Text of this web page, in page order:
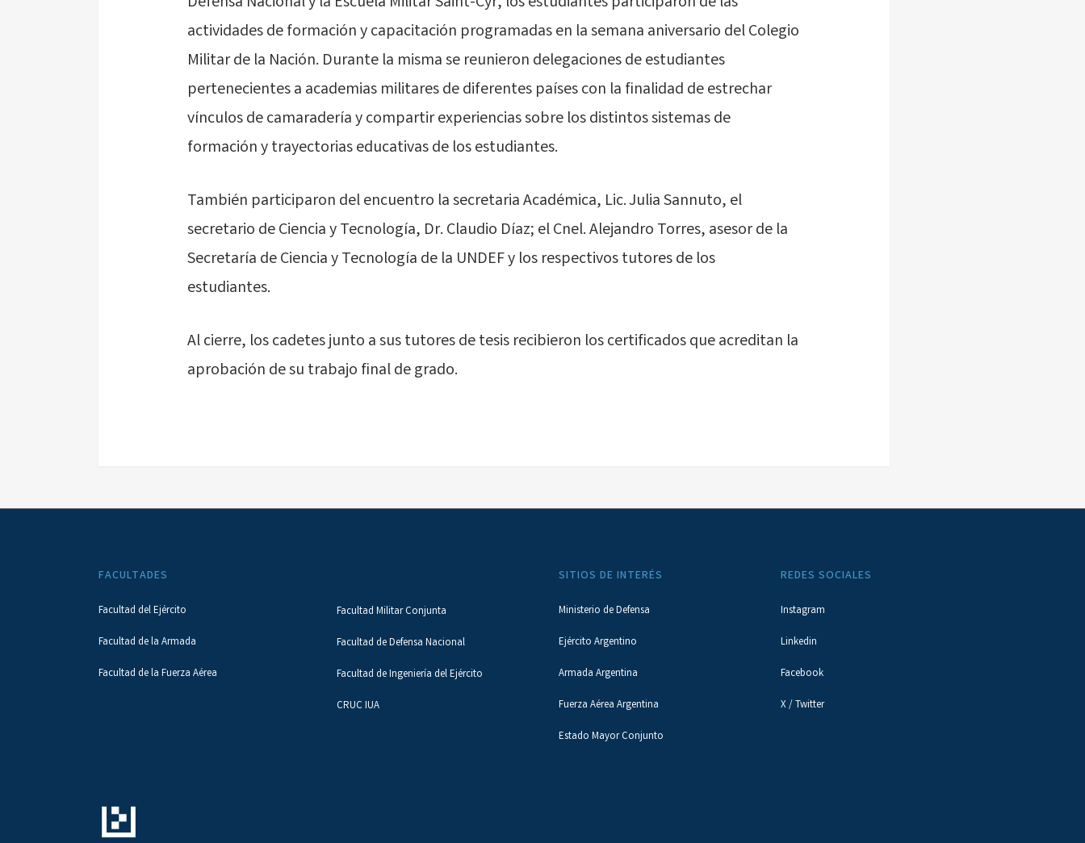
actividades de formación y capacitación programadas en la semana aniversario del Colegio
Militar de la Nación. Durante la misma se reunieron delegaciones de estudiantes
pertenecientes a academias militares de diferentes países con la finalidad de estrechar
vínculos de camaradería y compartir experiencias sobre los distintos sistemas de
formación y trayectorias educativas de los estudiantes.
También participaron del encuentro la secretaria Académica, Lic. Julia Sannuto, el
secretario de Ciencia y Tecnología, Dr. Claudio Díaz; el Cnel. Alejandro Torres, asesor de la
Secretaría de Ciencia y Tecnología de la UNDEF y los respectivos tutores de los
estudiantes.
Al cierre, los cadetes junto a sus tutores de tesis recibieron los certificados que acreditan la
aprobación de su trabajo final de grado.
FACULTADES
Facultad del Ejército
Facultad de la Armada
Facultad de la Fuerza Aérea
Facultad Militar Conjunta
Facultad de Defensa Nacional
Facultad de Ingeniería del Ejército
CRUC IUA
SITIOS DE INTERÉS
Ministerio de Defensa
Ejército Argentino
Armada Argentina
Fuerza Aérea Argentina
Estado Mayor Conjunto
REDES SOCIALES
Instagram
Linkedin
Facebook
X / Twitter